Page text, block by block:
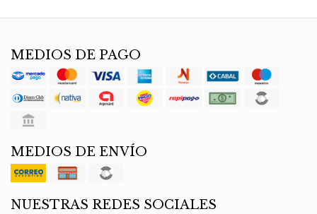
MEDIOS DE PAGO
MEDIOS DE ENVÍO
NUESTRAS REDES SOCIALES